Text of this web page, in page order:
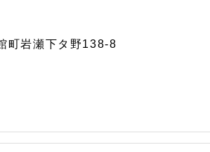
町岩瀬下タ野138-8